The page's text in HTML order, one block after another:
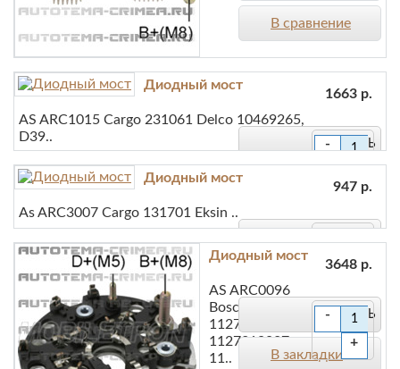
В сравнение
Диодный мост
AS ARC1015 Cargo 231061 Delco 10469265,
D39..
1663 р.
-
В закладки
В сравнение
Диодный мост
As ARC3007 Cargo 131701 Eksin ..
947 р.
+
В сравнение
Диодный мост
AS ARC0096
Bosch
1127319013,
1127319027,
11..
3648 р.
-
+
В закладки